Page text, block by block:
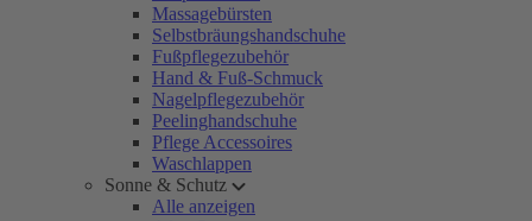
Massagebürsten
Selbstbräungshandschuhe
Fußpflegezubehör
Hand & Fuß-Schmuck
Nagelpflegezubehör
Peelinghandschuhe
Pflege Accessoires
Waschlappen
Sonne & Schutz
Alle anzeigen